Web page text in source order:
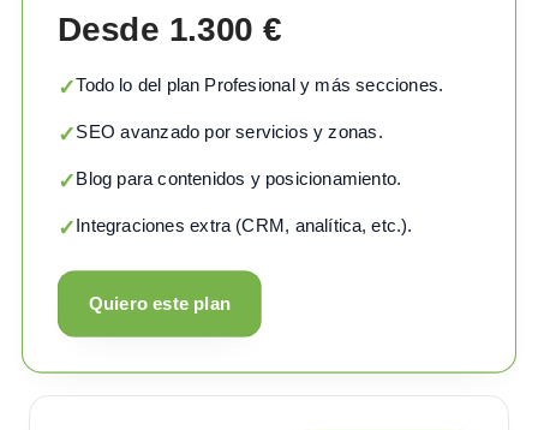
Desde 1.300 €
✓Todo lo del plan Profesional y más secciones.
✓SEO avanzado por servicios y zonas.
✓Blog para contenidos y posicionamiento.
✓Integraciones extra (CRM, analítica, etc.).
Quiero este plan